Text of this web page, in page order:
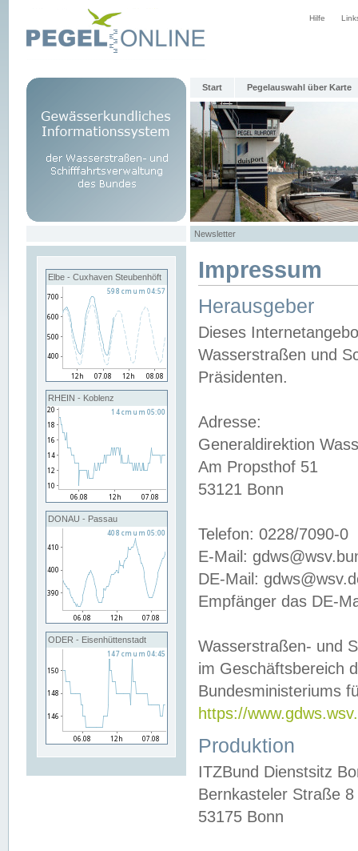
Hilfe
Start Pegelauswahl über Karte
Newsletter
Elbe - Cuxhaven Steubenhöft
RHEIN - Koblenz
DONAU - Passau
ODER - Eisenhüttenstadt
Impressum
Herausgeber
Dieses
Wasserstraßen und
Präsidenten.
Adresse:
Generaldirektion
Am Propsthof 51
53121 Bonn
Telefon: 0228/7090-0
E-Mail:
DE-Mail:
Empfänger das DE-
Wasserstraßen- und
im Geschäftsbereich
Bundesministeriums
https://
Produktion
ITZBund Dienstsitz
Bernkasteler Straße 8
53175 Bonn